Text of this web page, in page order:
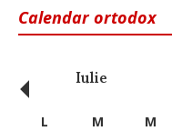
Calendar ortodox
Iulie
‹ L M M